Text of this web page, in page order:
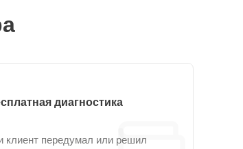
диагностика
клиент передумал или решил